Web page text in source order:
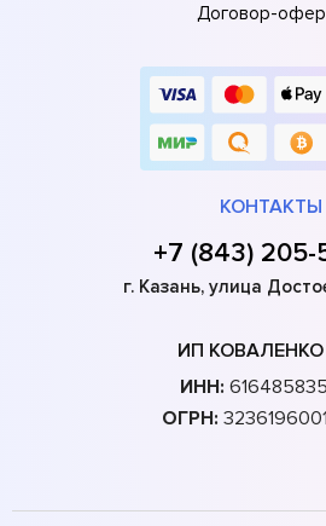
Договор-
КОНТАКТЫ
+7 (843) 205-
г. Казань, улица
ИП КОВАЛЕНКО
ИНН:
ОГРН: